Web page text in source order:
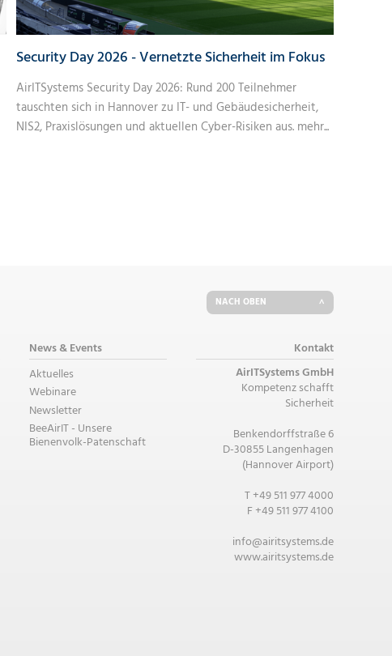
Security Day 2026 - Vernetzte Sicherheit im Fokus
AirITSystems Security Day 2026: Rund 200 Teilnehmer
tauschten sich in Hannover zu IT- und Gebäudesicherheit,
NIS2, Praxislösungen und aktuellen Cyber-Risiken aus. mehr...
NACH OBEN
News & Events
Aktuelles
Webinare
Newsletter
BeeAirIT - Unsere
Bienenvolk-Patenschaft
Kontakt
AirITSystems GmbH
Kompetenz schafft
Sicherheit
Benkendorffstraße 6
D-30855 Langenhagen
(Hannover Airport)
T +49 511 977 4000
F +49 511 977 4100
info@airitsystems.de
www.airitsystems.de